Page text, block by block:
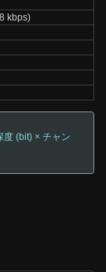
kbps)
度 (bit) × チャン